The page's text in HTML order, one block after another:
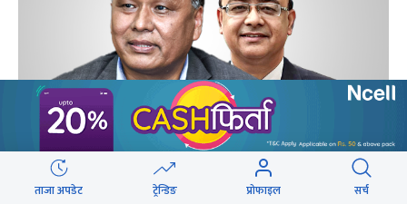
उज्यालो नेपाल पार्टीको अवधारणा : सामुदायिक
समाजवादमा आधारित लोककल्याणकारी राज्य
ताजा अपडेट ट्रेन्डिङ प्रोफाइल सर्च